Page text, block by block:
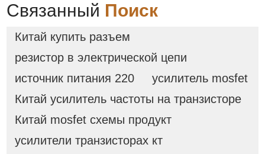
Связанный Поиск
Китай купить разъем
резистор в электрической цепи
источник питания 220
усилитель mosfet
Китай усилитель частоты на транзисторе
Китай mosfet схемы продукт
усилители транзисторах кт